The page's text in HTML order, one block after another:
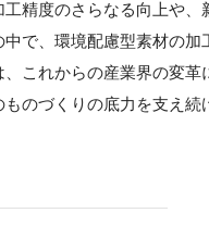
精度のさらなる向上や
で、環境配慮型素材の
これからの産業界の変
のづくりの底力を支え続